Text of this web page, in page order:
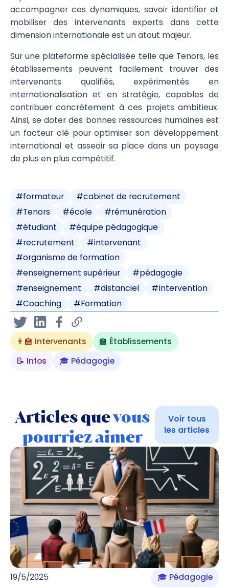
accompagner ces dynamiques, savoir identifier et
mobiliser des intervenants experts dans cette
dimension internationale est un atout majeur.
Sur une plateforme spécialisée telle que Tenors, les
établissements peuvent facilement trouver des
intervenants qualifiés, expérimentés en
internationalisation et en stratégie, capables de
contribuer concrètement à ces projets ambitieux.
Ainsi, se doter des bonnes ressources humaines est
un facteur clé pour optimiser son développement
international et asseoir sa place dans un paysage
de plus en plus compétitif.
#formateur #cabinet de recrutement
#Tenors #école #rémunération
#étudiant #équipe pédagogique
#recrutement #intervenant
#organisme de formation
#enseignement supérieur #pédagogie
#enseignement #distanciel #Intervention
#Coaching #Formation
👨‍🏫 Intervenants
🏫 Établissements
📝 Infos
🎓 Pédagogie
Articles quevous
pourriez aimer
Voir tous
les articles
19/5/2025 🎓 Pédagogie